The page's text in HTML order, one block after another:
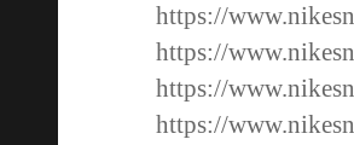
https://
https://
https://
https://